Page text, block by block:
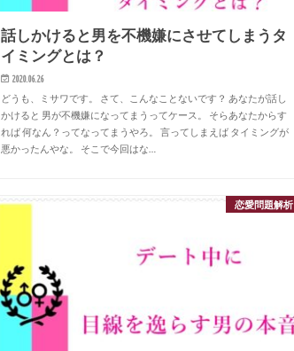
話しかけると男を不機嫌にさせてしまうタ
イミングとは？
2020.06.26
どうも、ミサワです。 さて、こんなことないです？ あなたが話し
かけると 男が不機嫌になってまうってケース。 そらあなたからす
れば 何なん？ってなってまうやろ。 言ってしまえば タイミングが
悪かったんやな。 そこで今回はな…
恋愛問題解析